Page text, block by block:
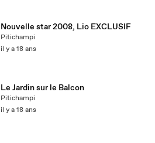
Nouvelle star 2008, Lio EXCLUSIF
Pitichampi
il y a 18 ans
Le Jardin sur le Balcon
Pitichampi
il y a 18 ans